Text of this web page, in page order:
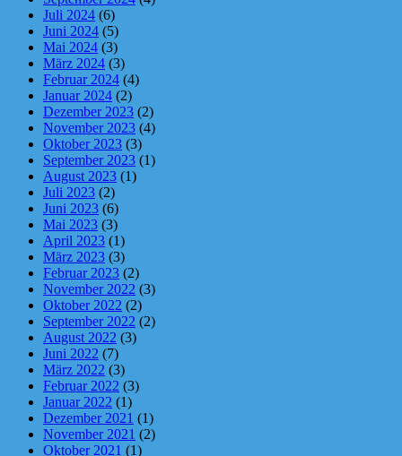
Juli 2024 (6)
Juni 2024 (5)
Mai 2024 (3)
März 2024 (3)
Februar 2024 (4)
Januar 2024 (2)
Dezember 2023 (2)
November 2023 (4)
Oktober 2023 (3)
September 2023 (1)
August 2023 (1)
Juli 2023 (2)
Juni 2023 (6)
Mai 2023 (3)
April 2023 (1)
März 2023 (3)
Februar 2023 (2)
November 2022 (3)
Oktober 2022 (2)
September 2022 (2)
August 2022 (3)
Juni 2022 (7)
März 2022 (3)
Februar 2022 (3)
Januar 2022 (1)
Dezember 2021 (1)
November 2021 (2)
Oktober 2021 (1)